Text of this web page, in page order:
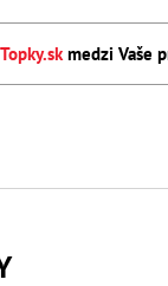
medzi Vaše